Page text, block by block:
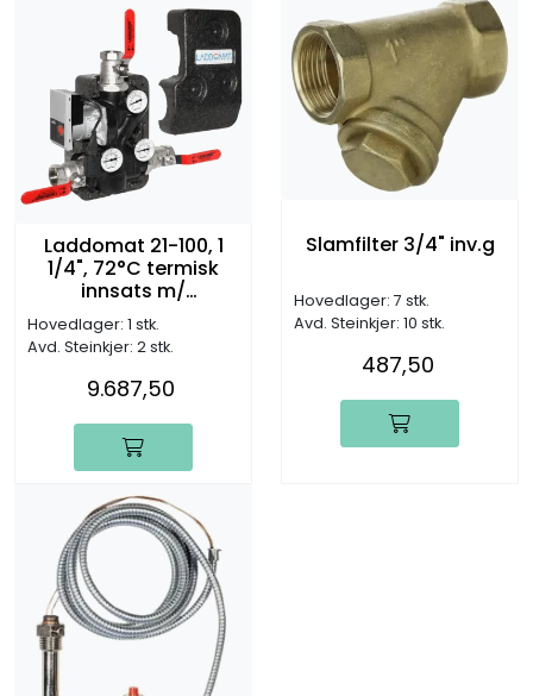
Laddomat 21-100, 1
1/4", 72°C termisk
innsats m/
sirk.pumpe (inntil 120
kW)
Hovedlager: 1 stk.
Avd. Steinkjer: 2 stk.
9.687,50
Slamfilter 3/4" inv.g
Hovedlager: 7 stk.
Avd. Steinkjer: 10 stk.
487,50